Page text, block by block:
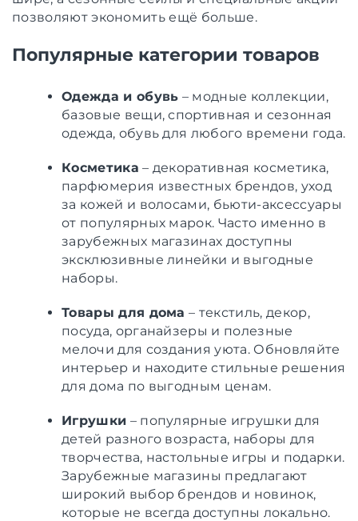
позволяют экономить ещё больше.
Популярные категории товаров
Одежда и обувь – модные коллекции,
базовые вещи, спортивная и сезонная
одежда, обувь для любого времени года.
Косметика – декоративная косметика,
парфюмерия известных брендов, уход
за кожей и волосами, бьюти-аксессуары
от популярных марок. Часто именно в
зарубежных магазинах доступны
эксклюзивные линейки и выгодные
наборы.
Товары для дома – текстиль, декор,
посуда, органайзеры и полезные
мелочи для создания уюта. Обновляйте
интерьер и находите стильные решения
для дома по выгодным ценам.
Игрушки – популярные игрушки для
детей разного возраста, наборы для
творчества, настольные игры и подарки.
Зарубежные магазины предлагают
широкий выбор брендов и новинок,
которые не всегда доступны локально.